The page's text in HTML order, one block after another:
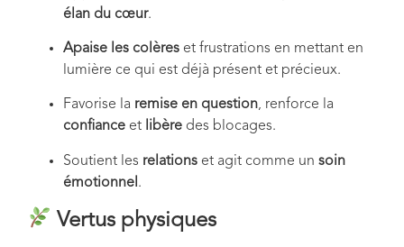
élan du cœur.
Apaise les colères et frustrations en mettant en
lumière ce qui est déjà présent et précieux.
Favorise la remise en question, renforce la
confiance et libère des blocages.
Soutient les relations et agit comme un soin
émotionnel .
Vertus physiques